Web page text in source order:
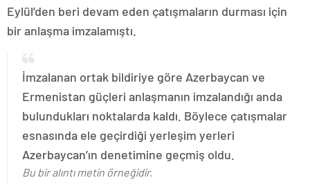
Eylül’den beri devam eden çatışmaların durması için
bir anlaşma imzalamıştı.
İmzalanan ortak bildiriye göre Azerbaycan ve
Ermenistan güçleri anlaşmanın imzalandığı anda
bulundukları noktalarda kaldı. Böylece çatışmalar
esnasında ele geçirdiği yerleşim yerleri
Azerbaycan’ın denetimine geçmiş oldu.
Bu bir alıntı metin örneğidir.